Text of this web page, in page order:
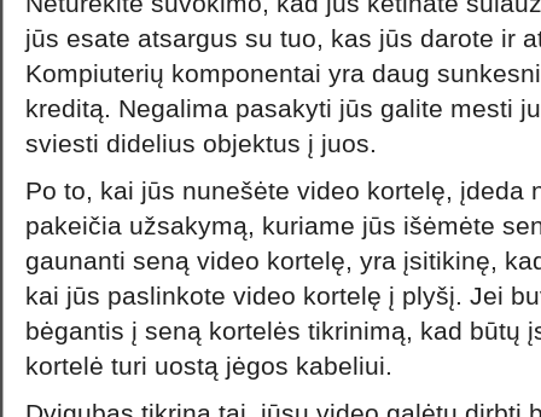
jūs esate atsargus su tuo, kas jūs darote ir
Kompiuterių komponentai yra daug
kreditą. Negalima pasakyti jūs galite mesti
sviesti didelius objektus į juos.
Po to, kai jūs nunešėte video kortelę, įdeda
pakeičia užsakymą, kuriame jūs išėmėte
gaunanti seną video kortelę, yra įsitikinę,
kai jūs paslinkote video kortelę į plyšį. Jei
bėgantis į seną kortelės tikrinimą, kad būtų
kortelė turi uostą jėgos kabeliui.